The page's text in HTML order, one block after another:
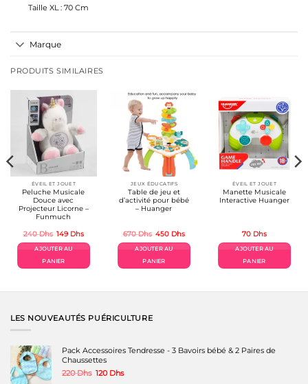
Taille XL : 70 Cm
Marque
PRODUITS SIMILAIRES
ÉVEIL ET JOUET
Peluche Musicale
Douce avec
Projecteur Licorne –
Funmuch
240Dhs Le
initial
était :
240 Dhs.
149 DhsLe
actuel
AJOUTER AU
PANIER
JEUX ÉDUCATIFS
Table de jeu et
d’activité pour bébé
– Huanger
670Dhs Le
initial
était :
670 Dhs.
450 DhsLe
actuel
AJOUTER AU
PANIER
ÉVEIL ET JOUET
Manette Musicale
Interactive Huanger
70 Dhs
AJOUTER AU
PANIER
LES NOUVEAUTÉS PUÉRICULTURE
Pack Accessoires Tendresse - 3 Bavoirs bébé & 2 Paires de
Chaussettes
220Dhs Le
120 DhsLe